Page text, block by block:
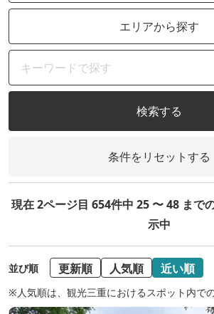
エリアから探す
検索する
条件をリセットする
現在 2ページ目 654件中 25 〜 48 まで
示中
並び順 更新順 人気順 近い順
※人気順は、観光三重におけるスポット内で